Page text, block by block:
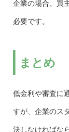
企業の場合、買
必要です。
まとめ
低金利や審査に
すが、企業のス
決しなければな